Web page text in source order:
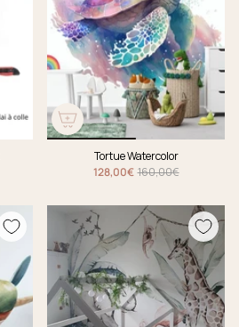
Tortue Watercolor
128,00€ 160,00€